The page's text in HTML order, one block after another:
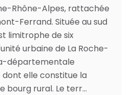
Rhône-Alpes, rattachée
Ferrand. Située au sud
limitrophe de six
urbaine de La Roche-
départementale
elle constitue la
bourg rural. Le terr...